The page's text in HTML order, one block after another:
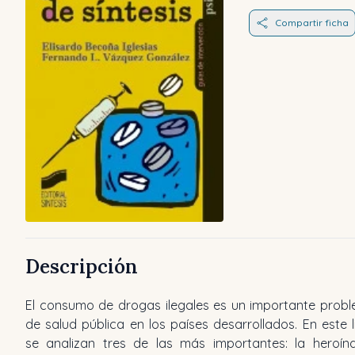
Compartir ficha
Descripción
El consumo de drogas ilegales es un importante
de salud pública en los países desarrollados. En este
se analizan tres de las más importantes: la
drogodependencias, la etiología del trastorno, la
clínica, los problemas que acarrea el consumo
tratamiento. Se hace especial énfasis en el